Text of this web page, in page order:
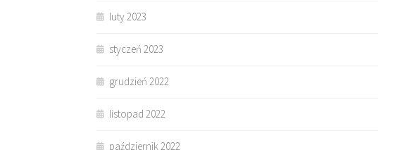
luty 2023
styczeń 2023
grudzień 2022
listopad 2022
październik 2022